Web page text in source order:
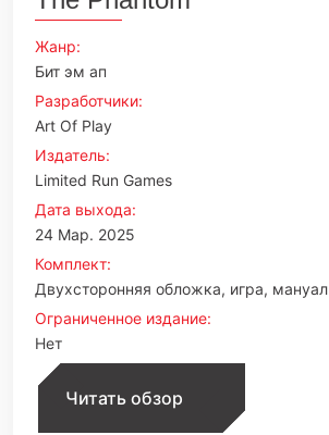
Жанр:
Бит эм ап
Разработчики:
Art Of Play
Издатель:
Limited Run Games
Дата выхода:
24 Мар. 2025
Комплект:
Двухсторонняя обложка, игра, мануал
Ограниченное издание:
Нет
Читать обзор